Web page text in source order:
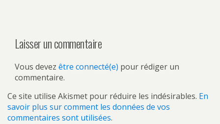
Laisser un commentaire
Vous devez être connecté(e) pour rédiger un
commentaire.
Ce site utilise Akismet pour réduire les indésirables. En
savoir plus sur comment les données de vos
commentaires sont utilisées.